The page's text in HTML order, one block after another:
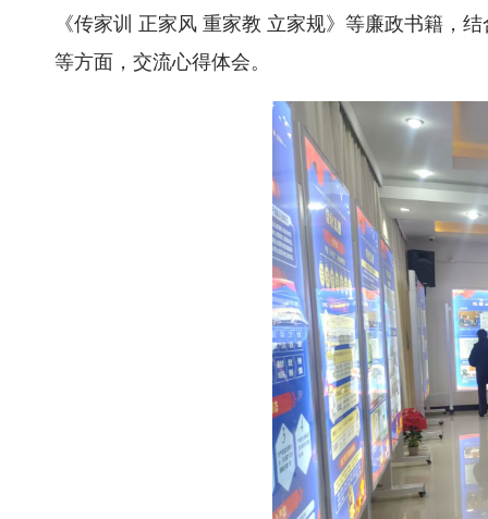
《传家训 正家风 重家教 立家规》等廉政书籍，
等方面，交流心得体会。